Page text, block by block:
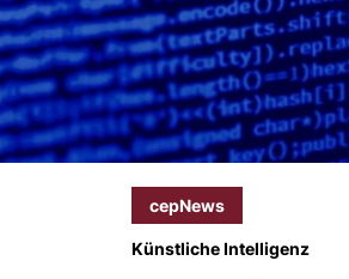
cepNews
Künstliche Intelligenz